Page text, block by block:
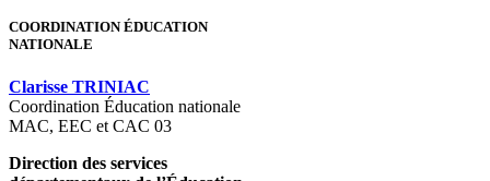
COORDINATION ÉDUCATION
NATIONALE
Clarisse TRINIAC
Coordination Éducation nationale
MAC, EEC et CAC 03
Direction des services